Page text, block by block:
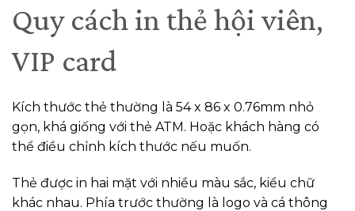
Quy cách in thẻ hội viên,
VIP card
Kích thước thẻ thường là 54 x 86 x 0.76mm nhỏ
gọn, khá giống với thẻ ATM. Hoặc khách hàng có
thể điều chỉnh kích thước nếu muốn.
Thẻ được in hai mặt với nhiều màu sắc, kiểu chữ
khác nhau. Phía trước thường là logo và cá thông